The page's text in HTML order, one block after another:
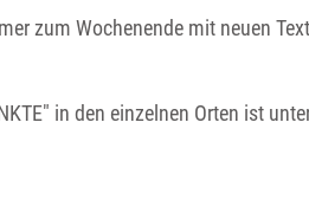
zum Wochenende mit neuen
in den einzelnen Orten ist